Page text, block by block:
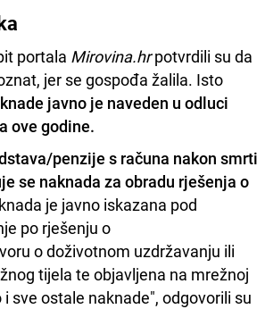
portala Mirovina.hrpotvrdili su da
jer se gospođa žalila. Isto
javno je naveden u odluci
ove godine.
penzije s računa nakon smrti
se naknada za obradu rješenja o
je javno iskazana pod
po rješenju o
o doživotnom uzdržavanju ili
tijela te objavljena na mrežnoj
sve ostale naknade", odgovorili su